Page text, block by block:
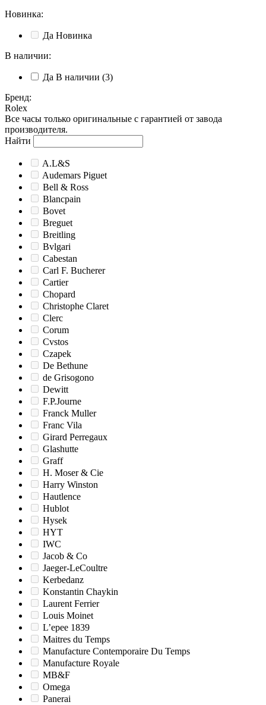
Новинка:
Да Новинка
В наличии:
Да В наличии (3)
Бренд:
Rolex
Все часы только оригинальные с гарантией от завода
производителя.
Найти
A.L&S
Audemars Piguet
Bell & Ross
Blancpain
Bovet
Breguet
Breitling
Bvlgari
Cabestan
Carl F. Bucherer
Cartier
Chopard
Christophe Claret
Clerc
Corum
Cvstos
Czapek
De Bethune
de Grisogono
Dewitt
F.P.Journe
Franck Muller
Franc Vila
Girard Perregaux
Glashutte
Graff
H. Moser & Cie
Harry Winston
Hautlence
Hublot
Hysek
HYT
IWC
Jacob & Co
Jaeger-LeCoultre
Kerbedanz
Konstantin Chaykin
Laurent Ferrier
Louis Moinet
L’epee 1839
Maitres du Temps
Manufacture Contemporaire Du Temps
Manufacture Royale
MB&F
Omega
Panerai